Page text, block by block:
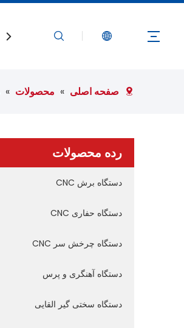
صفحه اصلی
صفحه اصلی » محصولات »
رده محصولات
دستگاه برش CNC
دستگاه حفاری CNC
دستگاه چرخش سر CNC
دستگاه آهنگری و پرس
دستگاه سختی گیر القایی